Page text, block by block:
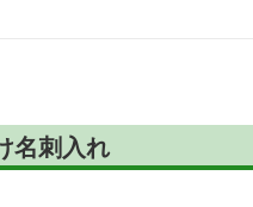
名刺入れ